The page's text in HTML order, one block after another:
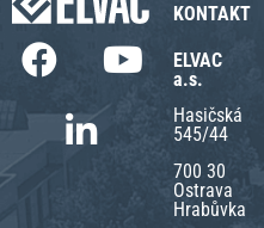
KONTAKT
ELVAC
a.s.
Hasičská
545/44
700 30
Ostrava
Hrabůvka